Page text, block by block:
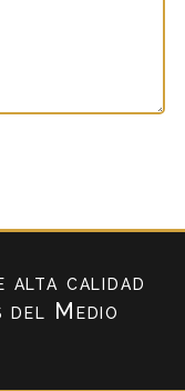
alta calidad
del Medio